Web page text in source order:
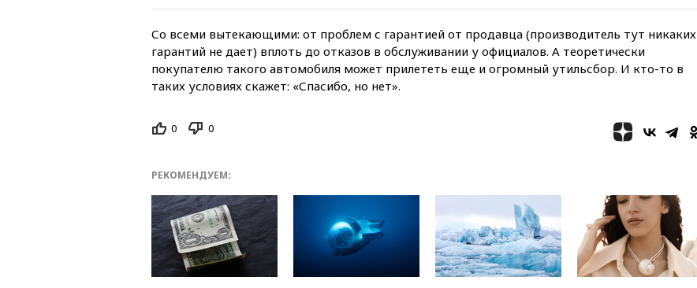
ограничила судоходство в
Черном море
вчера, 14:20Генпрокурором
Геленджика закрыты из-за
опасности БПЛА
вчера, 12:27
Возгорание на
Ильском НПЗ, вызванное
атакой БПЛА, потушили
вчера, 11:47
Суд оставил под
арестом Rolls-Royce блогера
Со всеми вытекающими: от проблем с гарантией от продавца (производитель тут никаких
гарантий не дает) вплоть до отказов в обслуживании у официалов. А теоретически
покупателю такого автомобиля может прилететь еще и огромный утильсбор. И кто-то в
таких условиях скажет: «Спасибо, но нет».
0 0
РЕКОМЕНДУЕМ: